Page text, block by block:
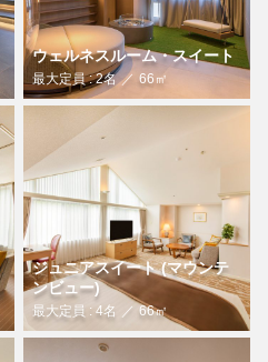
ウェルネスルーム・スイート
最大定員 : 2名 66㎡
ジュニアスイート (マウンテ
ンビュー)
最大定員 : 4名 66㎡